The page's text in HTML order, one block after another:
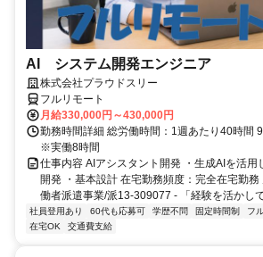
AI システム開発エンジニア
株式会社プラウドスリー
フルリモート
月給330,000円～430,000円
勤務時間詳細 総労働時間：1週あたり40時間
※実働8時間
仕事内容 AIアシスタント開発 ・生成AIを活用
開発 ・基本設計 在宅勤務頻度：完全在宅勤
働者派遣事業/派13-309077 - 「経験を活かし
社員登用あり 60代も応募可 学歴不問 固定時間制 フ
在宅OK
交通費支給